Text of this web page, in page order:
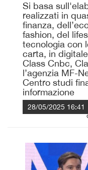
Si basa
realizzati in
finanza,
fashion, del
tecnologia con
carta, in
Class Cnbc,
l’agenzia MF-
Centro studi
informazione
28/05/2025 16:41